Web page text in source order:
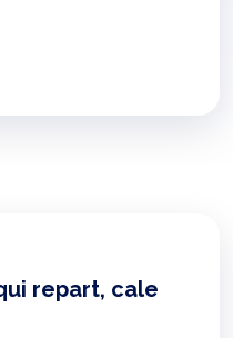
repart, cale